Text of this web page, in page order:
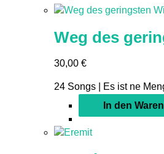
Weg des
30,00 €
24 Songs | Es ist ne
In den